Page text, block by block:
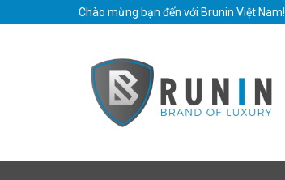
Chào mừng bạn đến với Brunin Việt Nam!